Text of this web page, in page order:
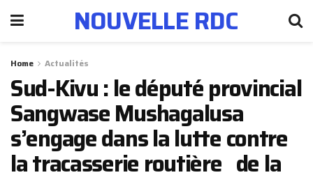
NOUVELLE RDC
Home Actualités
Sud-Kivu : le député provincial
Sangwase Mushagalusa
s’engage dans la lutte contre
la tracasserie routière de la